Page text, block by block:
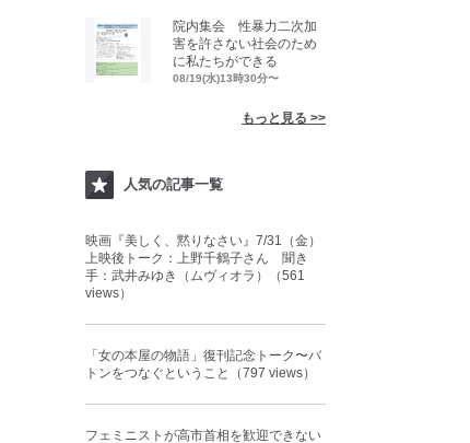
院内集会 性暴力二次加
害を許さない社会のため
に私たちができる
08/19(水)13時30分〜
もっと見る >>
人気の記事一覧
映画『美しく、黙りなさい』7/31（金）
上映後トーク：上野千鶴子さん 聞き
手：武井みゆき（ムヴィオラ）（561
views）
「女の本屋の物語」復刊記念トーク〜バ
トンをつなぐということ（797 views）
フェミニストが高市首相を歓迎できない